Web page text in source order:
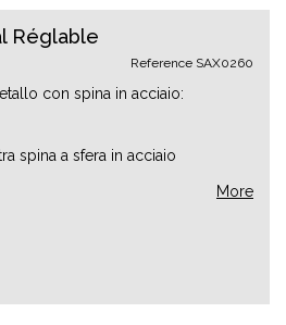
Réglable
Reference SAX0260
con spina in acciaio:
spina a sfera in acciaio
More